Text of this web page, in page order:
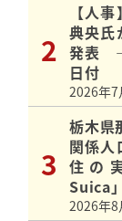
【人
典央氏
発表
日付
2026年7
栃木県
関係人
住の
Suica
2026年8